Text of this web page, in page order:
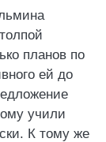
планов по
ей до
учили
К тому же